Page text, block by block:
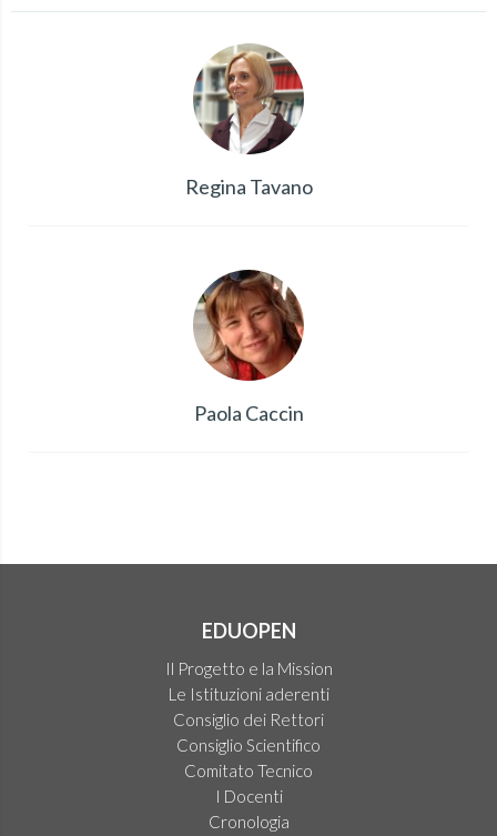
Regina Tavano
Paola Caccin
EDUOPEN
Il Progetto e la Mission
Le Istituzioni aderenti
Consiglio dei Rettori
Consiglio Scientifico
Comitato Tecnico
I Docenti
Cronologia